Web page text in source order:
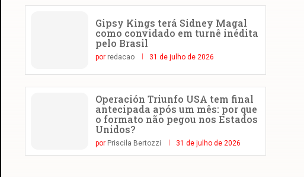
Gipsy Kings terá Sidney Magal
como convidado em turnê inédita
pelo Brasil
por redacao 31 de julho de 2026
Operación Triunfo USA tem final
antecipada após um mês: por que
o formato não pegou nos Estados
Unidos?
por Priscila Bertozzi 31 de julho de 2026